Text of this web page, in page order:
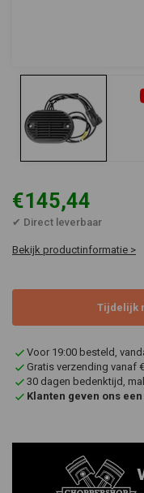
€145,44
✔ Direct leverbaar
Bekijk productinformatie >
Tijdelijk
Voor 19:00 besteld,
Gratis verzending vanaf
30 dagen bedenktijd,
Klanten geven ons een